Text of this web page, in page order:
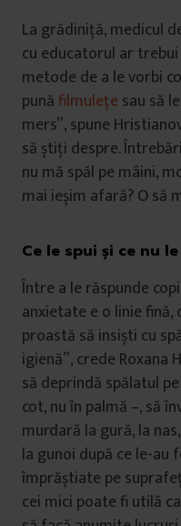
La grădiniță, medicul
cu educatorul ar
metode de a le vorbi
punăfilmulețesau să
mers”, spune
să știți despre.
nu mă spăl pe mâini,
mai ieșim afară? O să
Ce le spui și ce nu
Între a le răspunde
anxietate e o linie
proastă să insiști cu
igienă”, crede Roxana
să deprindă spălatul
cot, nu în palmă –, să
murdară la gură, la
la gunoi după ce le-au
împrăștiate pe
cei mici poate fi utilă